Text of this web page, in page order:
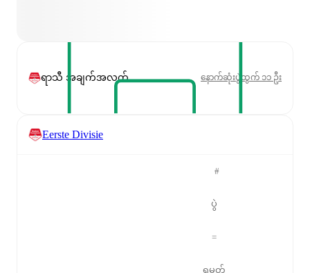
ရာသီ အချက်အလက် နောက်ဆုံးပွဲထွက် ၁၁ ဦး
Eerste Divisie
#
ပွဲ
=
ရမှတ်